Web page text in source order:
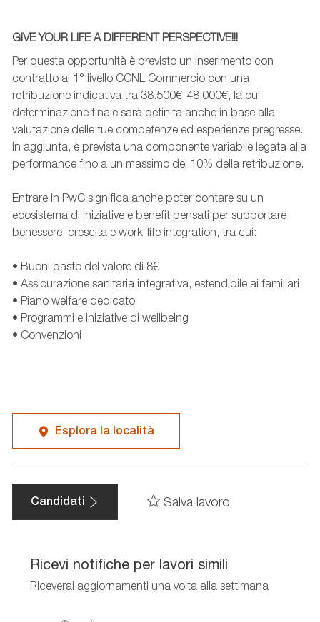
GIVE YOUR LIFE A DIFFERENT PERSPECTIVE!!!
Per questa opportunità è previsto un inserimento con
contratto al 1° livello CCNL Commercio con una
retribuzione indicativa tra 38.500€-48.000€, la cui
determinazione finale sarà definita anche in base alla
valutazione delle tue competenze ed esperienze pregresse.
In aggiunta, è prevista una componente variabile legata alla
performance fino a un massimo del 10% della retribuzione.
Entrare in PwC significa anche poter contare su un
ecosistema di iniziative e benefit pensati per supportare
benessere, crescita e work-life integration, tra cui:
• Buoni pasto del valore di 8€
• Assicurazione sanitaria integrativa, estendibile ai familiari
• Piano welfare dedicato
• Programmi e iniziative di wellbeing
• Convenzioni
Esplora la località
Candidati Salva lavoro
Ricevi notifiche per lavori simili
Riceverai aggiornamenti una volta alla settimana